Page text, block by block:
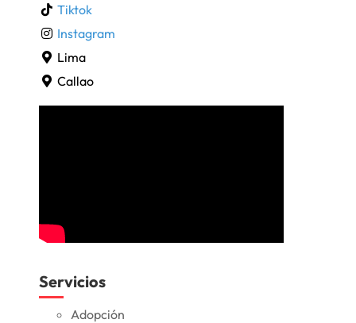
Tiktok
Instagram
Lima
Callao
Servicios
Adopción